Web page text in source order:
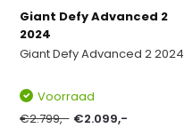
Giant Defy Advanced 2
2024
Giant Defy Advanced 2 2024
Voorraad
€2.799,- €2.099,-